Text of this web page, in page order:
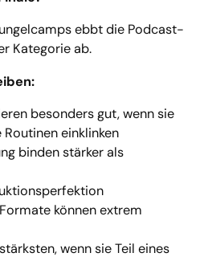
ebbt die Podcast-
Kategorie ab.
besonders gut, wenn sie
einklinken
binden stärker als
können extrem
wenn sie Teil eines